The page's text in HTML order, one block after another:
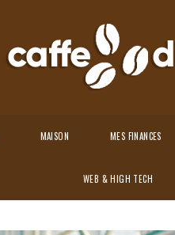
MAISON MES FINANCES
WEB & HIGH TECH